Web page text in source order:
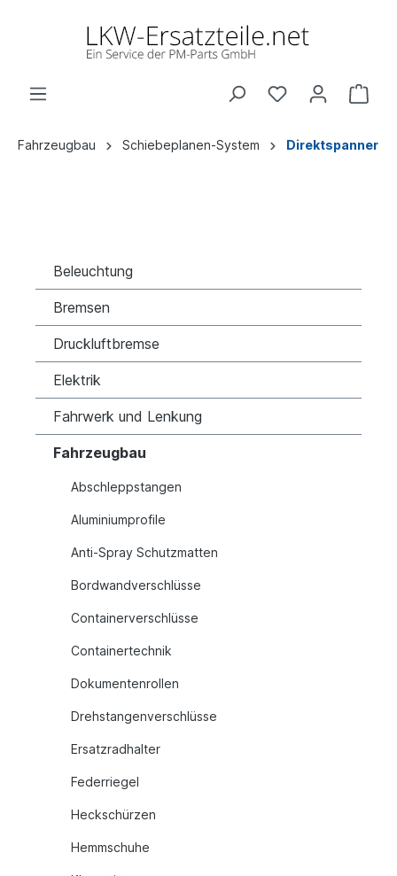
Fahrzeugbau Schiebeplanen-System Direktspanner
Beleuchtung
Bremsen
Druckluftbremse
Elektrik
Fahrwerk und Lenkung
Fahrzeugbau
Abschleppstangen
Aluminiumprofile
Anti-Spray Schutzmatten
Bordwandverschlüsse
Containerverschlüsse
Containertechnik
Dokumentenrollen
Drehstangenverschlüsse
Ersatzradhalter
Federriegel
Heckschürzen
Hemmschuhe